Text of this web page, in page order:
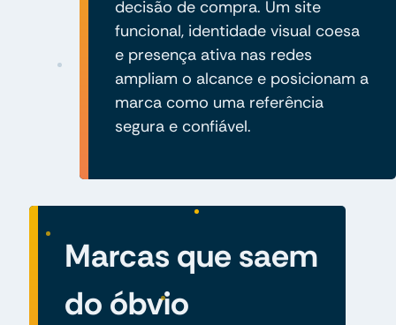
decisão de compra. Um site
funcional, identidade visual coesa
e presença ativa nas redes
ampliam o alcance e posicionam a
marca como uma referência
segura e confiável.
Marcas que saem
do óbvio